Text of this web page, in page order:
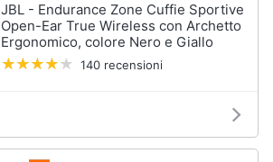
JBL - Endurance Zone Cuffie Sportive
Open-Ear True Wireless con Archetto
Ergonomico, colore Nero e Giallo
140 recensioni